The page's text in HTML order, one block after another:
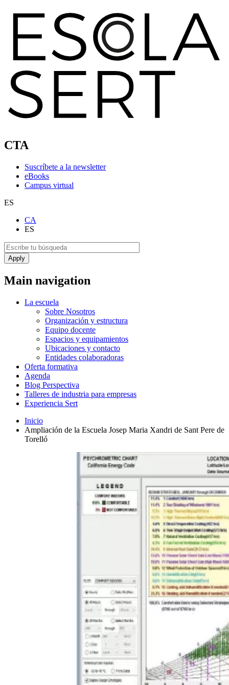
CTA
Suscríbete a la newsletter
eBooks
Campus virtual
ES
CA
ES
Main navigation
La escuela
Sobre Nosotros
Organización y estructura
Equipo docente
Espacios y equipamientos
Ubicaciones y contacto
Entidades colaboradoras
Oferta formativa
Agenda
Blog Perspectiva
Talleres de industria para empresas
Experiencia Sert
Inicio
Ampliación de la Escuela Josep Maria Xandri de Sant Pere de
Torelló